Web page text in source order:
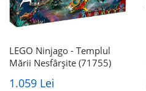
LEGO Ninjago - Templul
Mării Nesfârșite (71755)
1.059 Lei